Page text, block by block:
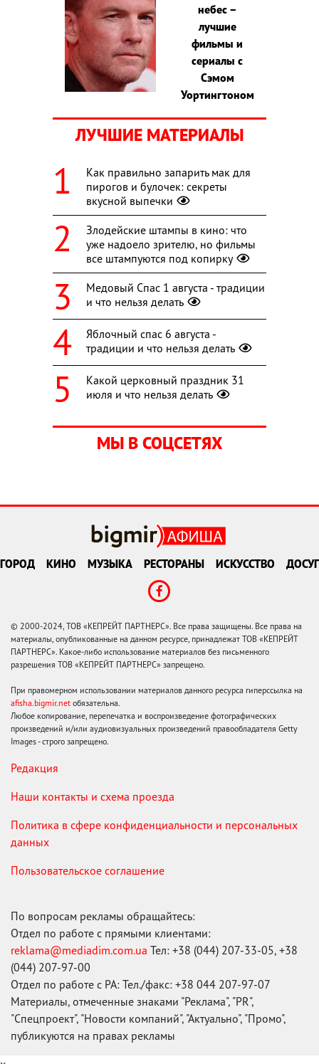
небес –
лучшие
фильмы и
сериалы с
Сэмом
Уортингтоном
ЛУЧШИЕ МАТЕРИАЛЫ
Как правильно запарить мак для
пирогов и булочек: секреты
вкусной выпечки
Злодейские штампы в кино: что
уже надоело зрителю, но фильмы
все штампуются под копирку
Медовый Спас 1 августа - традиции
и что нельзя делать
Яблочный спас 6 августа -
традиции и что нельзя делать
Какой церковный праздник 31
июля и что нельзя делать
МЫ В СОЦСЕТЯХ
ГОРОД КИНО МУЗЫКА РЕСТОРАНЫ ИСКУССТВО ДОСУГ
© 2000-2024, ТОВ «КЕПРЕЙТ ПАРТНЕРС». Все права защищены. Все права на
материалы, опубликованные на данном ресурсе, принадлежат ТОВ «КЕПРЕЙТ
ПАРТНЕРС». Какое-либо использование материалов без письменного
разрешения ТОВ «КЕПРЕЙТ ПАРТНЕРС» запрещено.
При правомерном использовании материалов данного ресурса гиперссылка на
afisha.bigmir.net обязательна.
Любое копирование, перепечатка и воспроизведение фотографических
произведений и/или аудиовизуальных произведений правообладателя Getty
Images - строго запрещено.
Редакция
Наши контакты и схема проезда
Политика в сфере конфиденциальности и персональных
данных
Пользовательское соглашение
По вопросам рекламы обращайтесь:
Отдел по работе с прямыми клиентами:
reklama@mediadim.com.ua Тел: +38 (044) 207-33-05, +38
(044) 207-97-00
Отдел по работе с РА: Тел./факс: +38 044 207-97-07
Материалы, отмеченные знаками "Реклама", "PR",
"Спецпроект", "Новости компаний", "Актуально", "Промо",
публикуются на правах рекламы